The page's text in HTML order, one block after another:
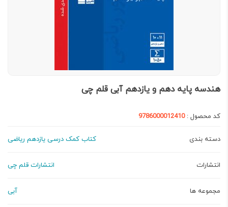
هندسه پایه دهم و یازدهم آبی قلم چی
کد محصول :9786000012410
دسته بندی کتاب کمک درسی یازدهم ریاضی
انتشارات انتشارات قلم چی
مجموعه ها آبی